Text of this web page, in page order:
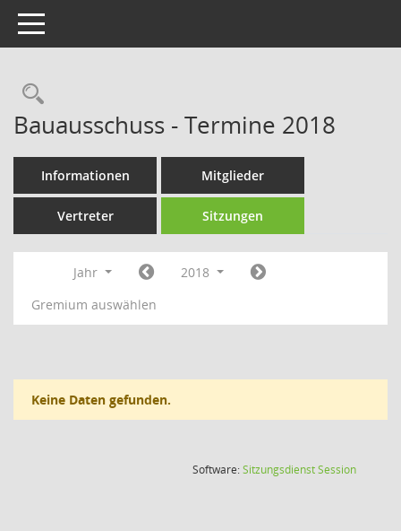
Toggle navigation
Rechercheauswahl
Bauausschuss - Termine 2018
Informationen Mitglieder
Vertreter Sitzungen
Jahr
2018
Gremium auswählen
Keine Daten gefunden.
Software:SitzungsdienstSession(Wird in